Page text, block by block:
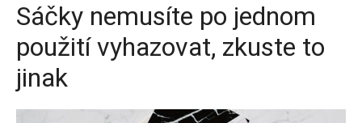
Sáčky nemusíte po jednom
použití vyhazovat, zkuste to
jinak